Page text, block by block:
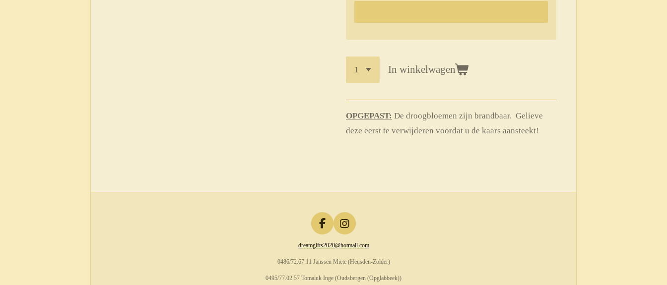
In winkelwagen
OPGEPAST: De droogbloemen zijn brandbaar. Gelieve
deze eerst te verwijderen voordat u de kaars aansteekt!
F
a
c
o
I
n
s
g
dreamgifts2020@hotmail.com
0486/72.67.11 Janssen Miete (Heusden-Zolder)
0495/77.02.57 Tomaluk Inge (Oudsbergen (Opglabbeek))